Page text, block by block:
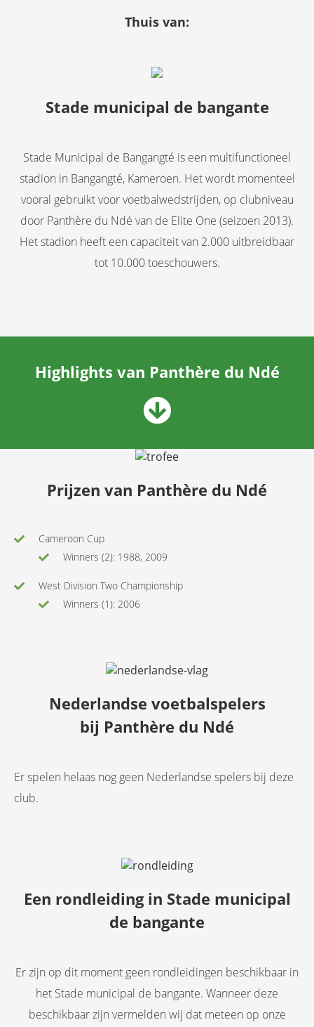
Thuis van:
Stade municipal de bangante
Stade Municipal de Bangangté is een multifunctioneel
stadion in Bangangté, Kameroen. Het wordt momenteel
vooral gebruikt voor voetbalwedstrijden, op clubniveau
door Panthère du Ndé van de Elite One (seizoen 2013).
Het stadion heeft een capaciteit van 2.000 uitbreidbaar
tot 10.000 toeschouwers.
Highlights van Panthère du Ndé
Prijzen van Panthère du Ndé
Cameroon Cup
Winners (2): 1988, 2009
West Division Two Championship
Winners (1): 2006
Nederlandse voetbalspelers
bij Panthère du Ndé
Er spelen helaas nog geen Nederlandse spelers bij deze
club.
Een rondleiding in Stade municipal
de bangante
Er zijn op dit moment geen rondleidingen beschikbaar in
het Stade municipal de bangante. Wanneer deze
beschikbaar zijn vermelden wij dat meteen op onze